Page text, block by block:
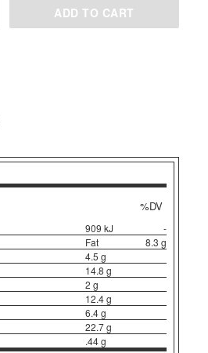
ADD TO CART
%DV
909 kJ
-
Fat
8.3 g
4.5 g
14.8 g
2 g
12.4 g
6.4 g
22.7 g
.44 g